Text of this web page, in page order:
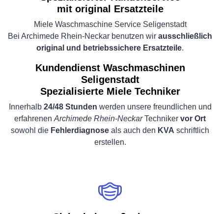
mit original Ersatzteile
Miele Waschmaschine Service Seligenstadt
Bei Archimede Rhein-Neckar benutzen wir ausschließlich
original und betriebssichere Ersatzteile.
Kundendienst Waschmaschinen
Seligenstadt
Spezialisierte Miele Techniker
Innerhalb 24/48 Stunden werden unsere freundlichen und
erfahrenen Archimede Rhein-NeckarTechniker vor Ort
sowohl die Fehlerdiagnose als auch den KVA schriftlich
erstellen.